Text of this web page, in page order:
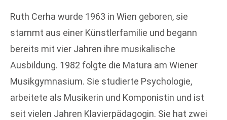
Ruth Cerha wurde 1963 in Wien geboren, sie
stammt aus einer Künstlerfamilie und begann
bereits mit vier Jahren ihre musikalische
Ausbildung. 1982 folgte die Matura am Wiener
Musikgymnasium. Sie studierte Psychologie,
arbeitete als Musikerin und Komponistin und ist
seit vielen Jahren Klavierpädagogin. Sie hat zwei